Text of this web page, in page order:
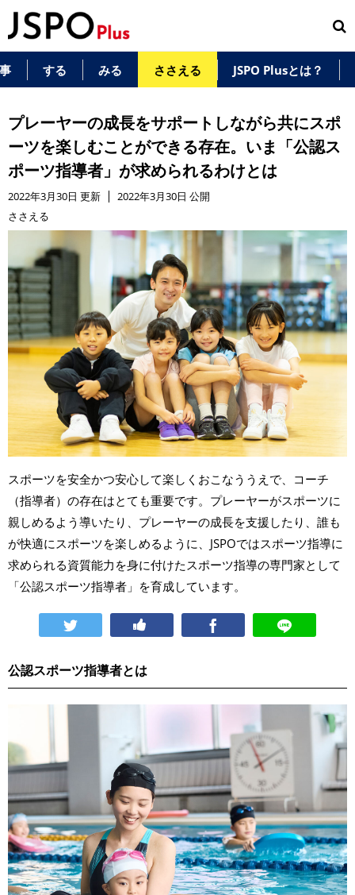
する みる ささえる JSPO Plusとは？
プレーヤーの成長をサポートしながら共にスポ
ーツを楽しむことができる存在。いま「公認ス
ポーツ指導者」が求められるわけとは
2022年3月30日 更新
2022年3月30日 公開
ささえる
スポーツを安全かつ安心して楽しくおこなううえで、コーチ
（指導者）の存在はとても重要です。プレーヤーがスポーツに
親しめるよう導いたり、プレーヤーの成長を支援したり、誰も
が快適にスポーツを楽しめるように、JSPOではスポーツ指導に
求められる資質能力を身に付けたスポーツ指導の専門家として
「公認スポーツ指導者」を育成しています。
公認スポーツ指導者とは